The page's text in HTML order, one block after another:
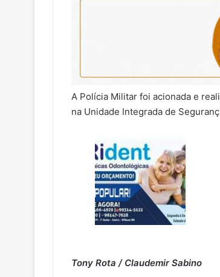
A Polícia Militar foi acionada e
na Unidade Integrada de
Tony Rota / Claudemir Sabino